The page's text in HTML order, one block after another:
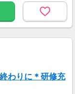
わりに＊研修充